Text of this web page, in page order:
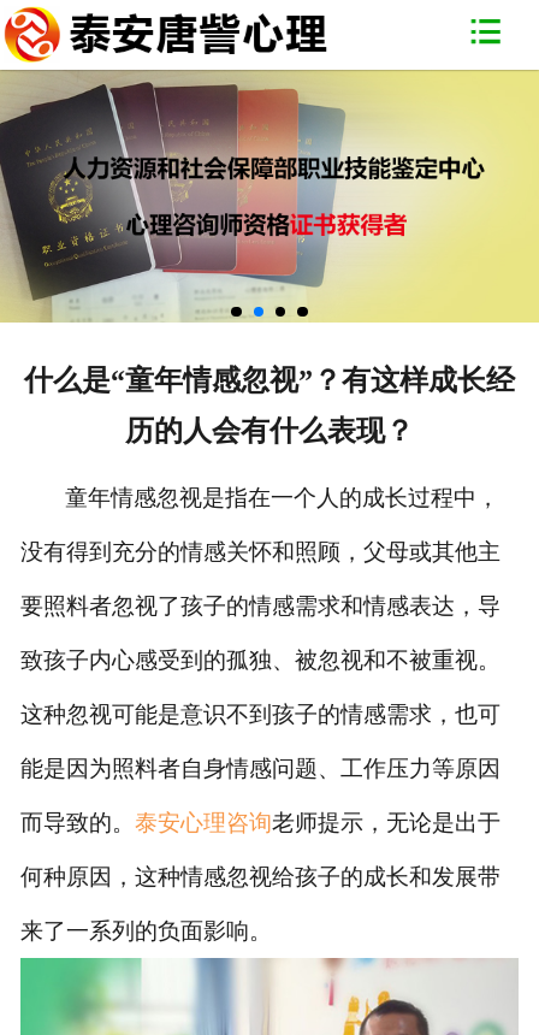
专家团队
唐訾一角
联系我们
什么是“童年情感忽视”？有这样成长经
历的人会有什么表现？
童年情感忽视是指在一个人的成长过程中，
没有得到充分的情感关怀和照顾，父母或其他主
要照料者忽视了孩子的情感需求和情感表达，导
致孩子内心感受到的孤独、被忽视和不被重视。
这种忽视可能是意识不到孩子的情感需求，也可
能是因为照料者自身情感问题、工作压力等原因
而导致的。 泰安心理咨询老师提示，无论是出于
何种原因，这种情感忽视给孩子的成长和发展带
来了一系列的负面影响。